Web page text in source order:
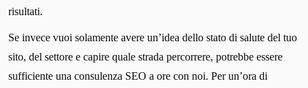
risultati.
Se invece vuoi solamente avere un’idea dello stato di salute del tuo
sito, del settore e capire quale strada percorrere, potrebbe essere
sufficiente una consulenza SEO a ore con noi. Per un’ora di